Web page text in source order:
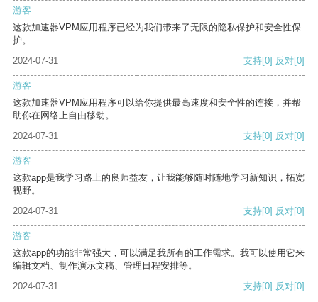
游客
这款加速器VPM应用程序已经为我们带来了无限的隐私保护和安全性保
护。
2024-07-31
支持[0] 反对[0]
游客
这款加速器VPM应用程序可以给你提供最高速度和安全性的连接，并帮
助你在网络上自由移动。
2024-07-31
支持[0] 反对[0]
游客
这款app是我学习路上的良师益友，让我能够随时随地学习新知识，拓宽
视野。
2024-07-31
支持[0] 反对[0]
游客
这款app的功能非常强大，可以满足我所有的工作需求。我可以使用它来
编辑文档、制作演示文稿、管理日程安排等。
2024-07-31
支持[0] 反对[0]